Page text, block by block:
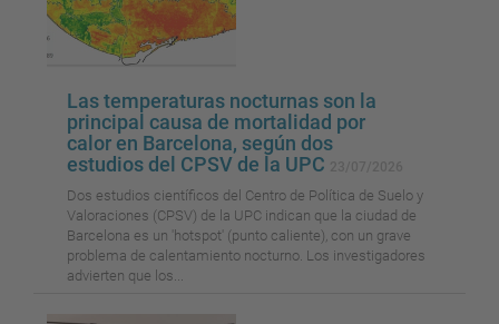
Las temperaturas nocturnas son la
principal causa de mortalidad por
calor en Barcelona, según dos
estudios del CPSV de la UPC
Dos estudios científicos del Centro de Política de Suelo y
Valoraciones (CPSV) de la UPC indican que la ciudad de
Barcelona es un 'hotspot' (punto caliente), con un grave
problema de calentamiento nocturno. Los investigadores
advierten que los...